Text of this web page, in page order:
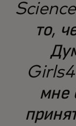
то,
мне